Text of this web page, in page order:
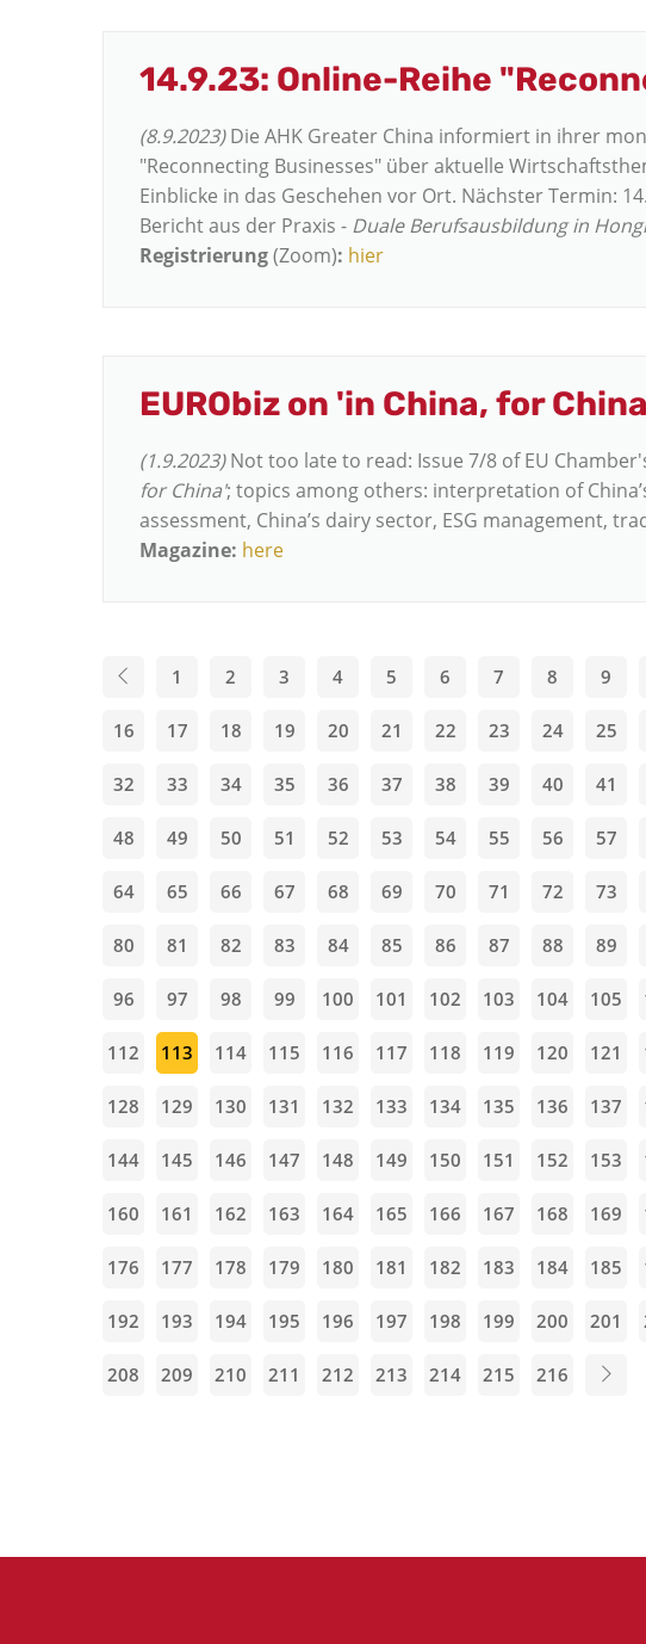
14.9.23: Online-Reihe
(8.9.2023)Die AHK Greater China informiert in ihrer
"Reconnecting Businesses" über aktuelle
Einblicke in das Geschehen vor Ort. Nächster Termin:
Bericht aus der Praxis - Duale Berufsausbildung in
Registrierung(Zoom): hier
EURObiz on 'in China, for
(1.9.2023)Not too late to read: Issue 7/8 of EU
for China'; topics among others: interpretation of
assessment, China’s dairy sector, ESG management,
Magazine: here
1 2 3 4 5 6 7 8 9
16 17 18 19 20 21 22 23 24 25
32 33 34 35 36 37 38 39 40 41
48 49 50 51 52 53 54 55 56 57
64 65 66 67 68 69 70 71 72 73
80 81 82 83 84 85 86 87 88 89
96 97 98 99 100 101 102 103 104 105
112 113 114 115 116 117 118 119 120 121
128 129 130 131 132 133 134 135 136 137
144 145 146 147 148 149 150 151 152 153
160 161 162 163 164 165 166 167 168 169
176 177 178 179 180 181 182 183 184 185
192 193 194 195 196 197 198 199 200 201
208 209 210 211 212 213 214 215 216